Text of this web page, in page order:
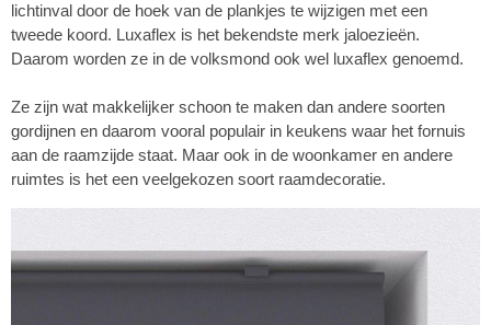
lichtinval door de hoek van de plankjes te wijzigen met een
tweede koord. Luxaflex is het bekendste merk jaloezieën.
Daarom worden ze in de volksmond ook wel luxaflex genoemd.
Ze zijn wat makkelijker schoon te maken dan andere soorten
gordijnen en daarom vooral populair in keukens waar het fornuis
aan de raamzijde staat. Maar ook in de woonkamer en andere
ruimtes is het een veelgekozen soort raamdecoratie.